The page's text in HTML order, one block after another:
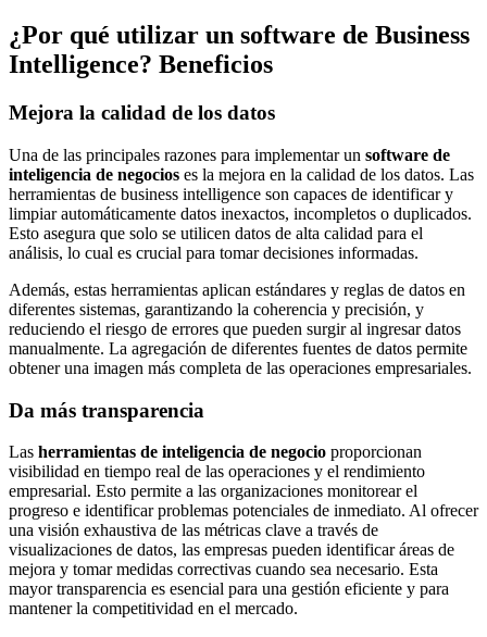
¿Por qué utilizar un software de Business
Intelligence? Beneficios
Mejora la calidad de los datos
Una de las principales razones para implementar un software de
inteligencia de negocios es la mejora en la calidad de los datos. Las
herramientas de business intelligence son capaces de identificar y
limpiar automáticamente datos inexactos, incompletos o duplicados.
Esto asegura que solo se utilicen datos de alta calidad para el
análisis, lo cual es crucial para tomar decisiones informadas.
Además, estas herramientas aplican estándares y reglas de datos en
diferentes sistemas, garantizando la coherencia y precisión, y
reduciendo el riesgo de errores que pueden surgir al ingresar datos
manualmente. La agregación de diferentes fuentes de datos permite
obtener una imagen más completa de las operaciones empresariales.
Da más transparencia
Las herramientas de inteligencia de negocio proporcionan
visibilidad en tiempo real de las operaciones y el rendimiento
empresarial. Esto permite a las organizaciones monitorear el
progreso e identificar problemas potenciales de inmediato. Al ofrecer
una visión exhaustiva de las métricas clave a través de
visualizaciones de datos, las empresas pueden identificar áreas de
mejora y tomar medidas correctivas cuando sea necesario. Esta
mayor transparencia es esencial para una gestión eficiente y para
mantener la competitividad en el mercado.